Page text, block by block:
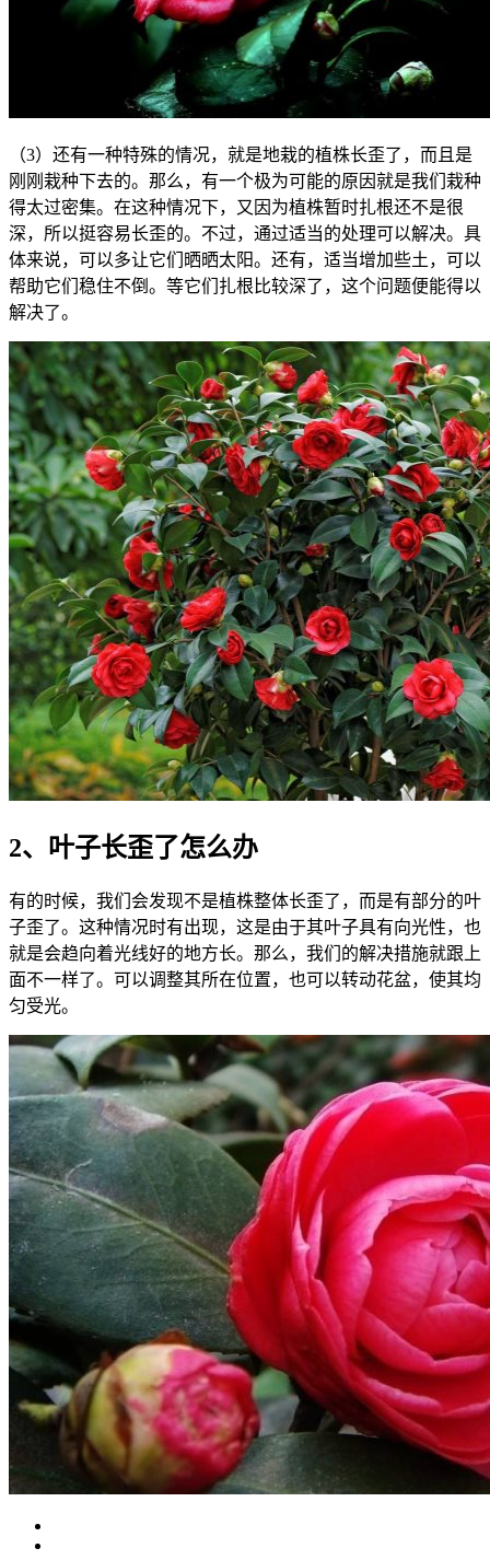
（3）还有一种特殊的情况，就是地栽的植株长歪了，而且是
刚刚栽种下去的。那么，有一个极为可能的原因就是我们栽种
得太过密集。在这种情况下，又因为植株暂时扎根还不是很
深，所以挺容易长歪的。不过，通过适当的处理可以解决。具
体来说，可以多让它们晒晒太阳。还有，适当增加些土，可以
帮助它们稳住不倒。等它们扎根比较深了，这个问题便能得以
解决了。
2、叶子长歪了怎么办
有的时候，我们会发现不是植株整体长歪了，而是有部分的叶
子歪了。这种情况时有出现，这是由于其叶子具有向光性，也
就是会趋向着光线好的地方长。那么，我们的解决措施就跟上
面不一样了。可以调整其所在位置，也可以转动花盆，使其均
匀受光。